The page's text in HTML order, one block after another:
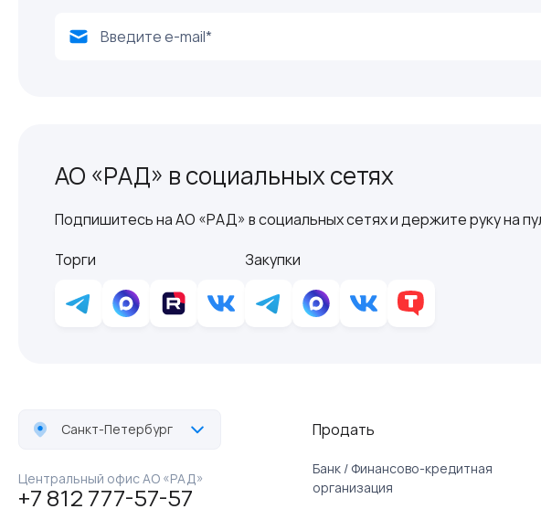
АО «РАД» в социальных сетях
Подпишитесь на АО «РАД» в социальных сетях и держите руку на
Торги
Закупки
Санкт-Петербург
Центральный офис АО «РАД»
+7 812 777-57-57
Продать
Банк / Финансово-кредитная
организация